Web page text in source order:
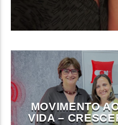
MOVIMENTO
VIDA –